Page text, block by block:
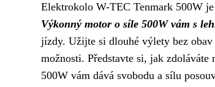
Elektrokolo W-TEC Tenmark 500W
Výkonný motor o síle 500W vám s
jízdy. Užijte si dlouhé výlety bez
možnosti. Představte si, jak
500W vám dává svobodu a sílu